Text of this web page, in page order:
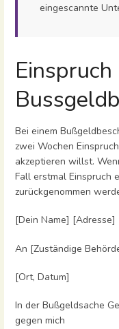
eingescannte
Einspruch
Bei einem
zwei Wochen
akzeptieren willst.
Fall erstmal Einspruch
zurückgenommen
[Dein Name]
An [Zuständige
[Ort, Datum]
In der Bußgeldsache
gegen mich